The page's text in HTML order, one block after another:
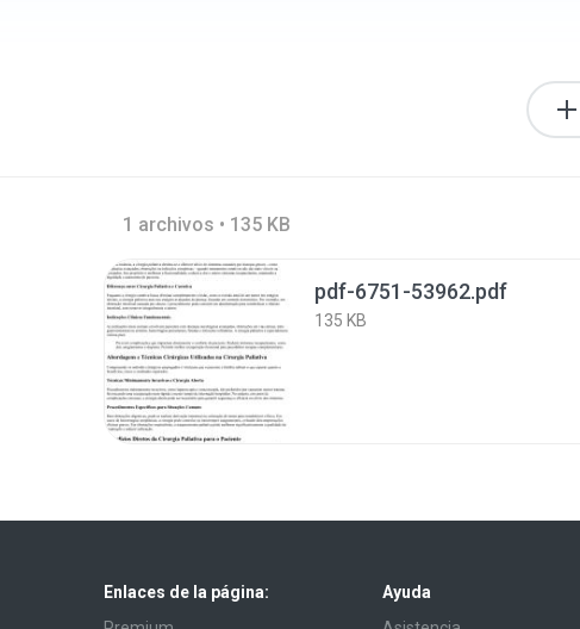
1 archivos • 135 KB
pdf-6751-53962.pdf
135 KB
Enlaces de la página:
Ayuda